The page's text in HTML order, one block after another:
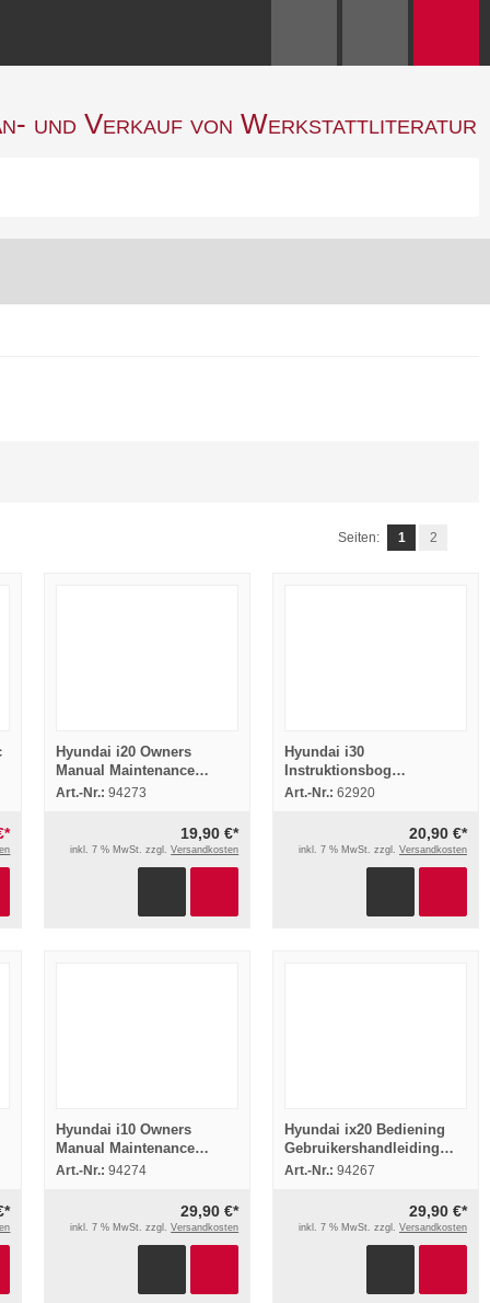
und Verkauf von Werkstattliteratur
Seiten: 1 2
Hyundai i20 Owners
Manual Maintenance
Operation 2012
Art.-Nr.: 94273
19,90 €*
inkl. 7 % MwSt. zzgl.Versandkosten
Hyundai i30
Instruktionsbog
Brugsanvisning Selvhjælp
Art.-Nr.: 62920
20,90 €*
inkl. 7 % MwSt. zzgl. Versandkosten
Hyundai i10 Owners
Manual Maintenance
Operation 2016
Art.-Nr.: 94274
29,90 €*
inkl. 7 % MwSt. zzgl.Versandkosten
Hyundai ix20 Bediening
Gebruikershandleiding
Onderhoud 2011
Art.-Nr.: 94267
29,90 €*
inkl. 7 % MwSt. zzgl. Versandkosten